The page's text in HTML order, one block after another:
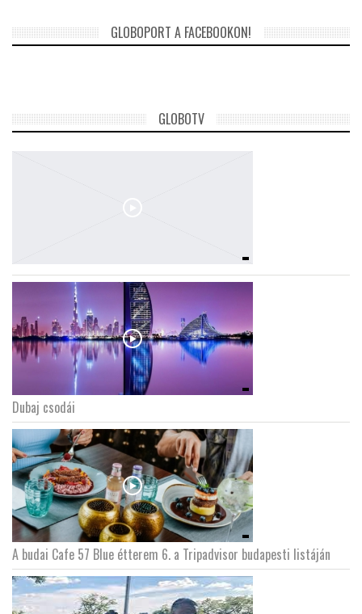
GLOBOPORT A FACEBOOKON!
GLOBOTV
Dubaj csodái
A budai Cafe 57 Blue étterem 6. a Tripadvisor budapesti listáján